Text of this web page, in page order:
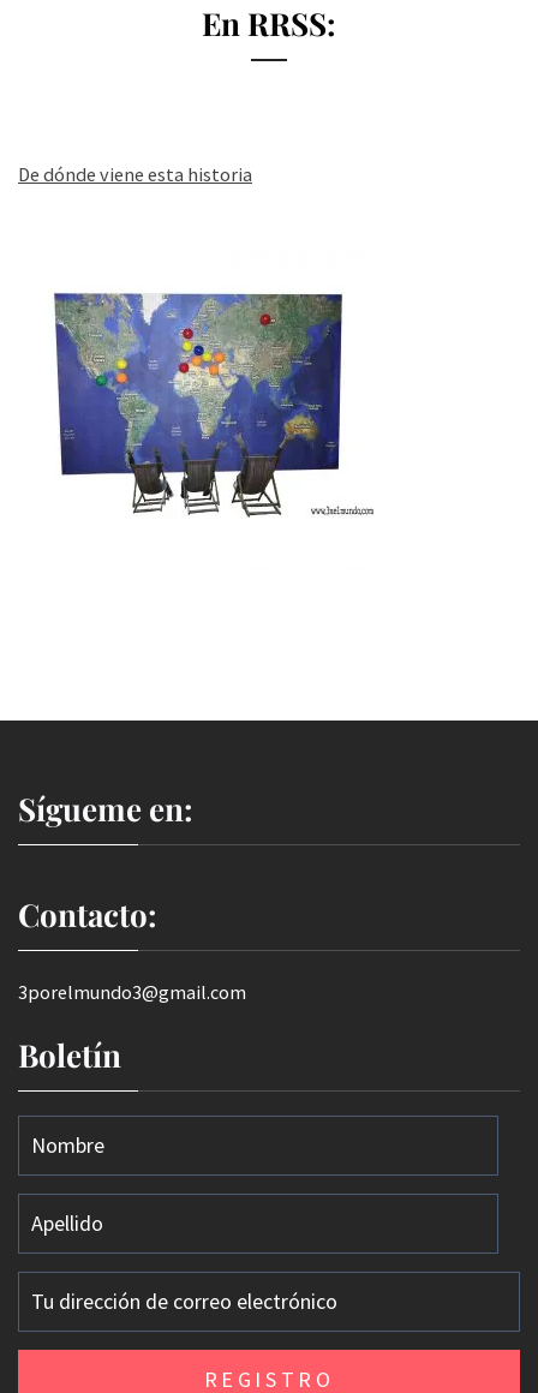
En RRSS:
De dónde viene esta historia
Sígueme en:
Contacto:
3porelmundo3@gmail.com
Boletín